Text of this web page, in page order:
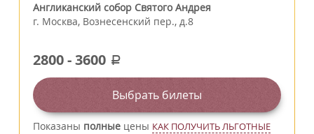
Англиканский собор Святого Андрея
г. Москва, Вознесенский пер., д.8
2800-3600 a
Выбрать билеты
Показаны полные цены КАК ПОЛУЧИТЬ ЛЬГОТНЫЕ